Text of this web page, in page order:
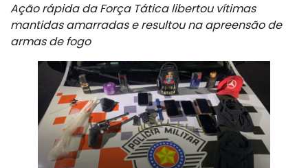
Ação rápida da Força Tática libertou vítimas
mantidas amarradas e resultou na apreensão de
armas de fogo